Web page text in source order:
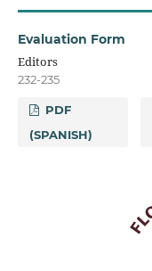
Evaluation Form
Editors
232-235
PDF
(SPANISH)